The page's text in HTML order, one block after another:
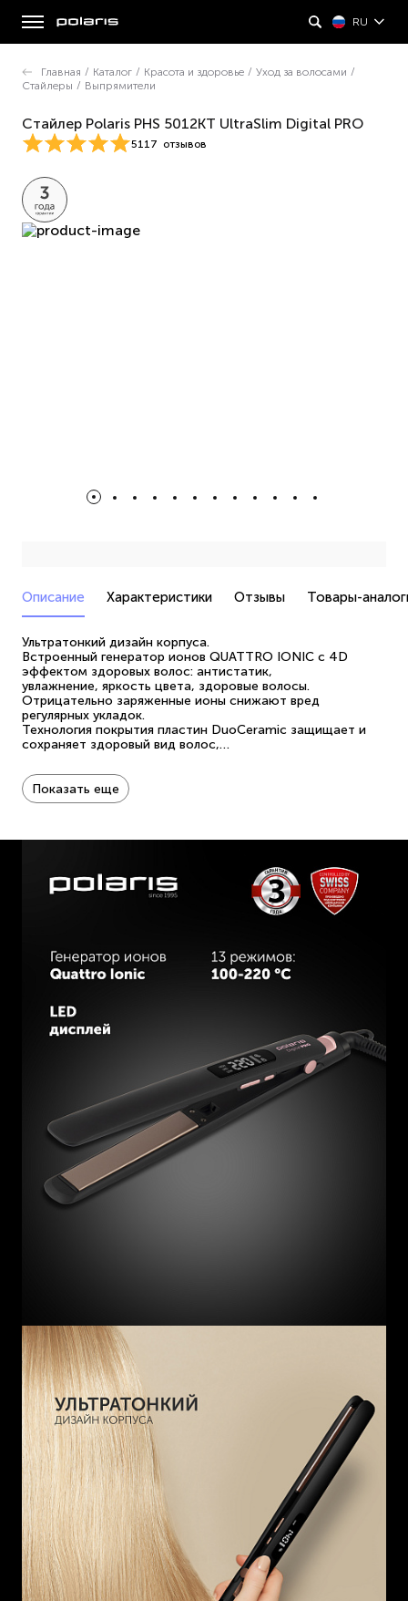
RU
Главная / Каталог / Красота и здоровье / Уход за волосами /
Стайлеры / Выпрямители
Стайлер Polaris PHS 5012KT UltraSlim Digital PRO
5117 отзывов
Описание Характеристики Отзывы Товары-
Ультратонкий дизайн корпуса.
Встроенный генератор ионов QUATTRO IONIC с 4D
эффектом здоровых волос: антистатик,
увлажнение, яркость цвета, здоровые волосы.
Отрицательно заряженные ионы снижают вред
регулярных укладок.
Технология покрытия пластин DuoCeramic защищает и
сохраняет здоровый вид волос,
покрытия с двумя дополнительными слоями.
Первый слой – для прочности и долговечности покрытия.
Второй - для легкого скольжения и деликатного
Цифровой LED дисплей
12 режимов нагрева: 100-220 ⁰С с шагом температуры
Шнур 2 м с шарнирным вращением на 360°.
Петелька для подвешивания.
Защита от перегрева.
Показать еще